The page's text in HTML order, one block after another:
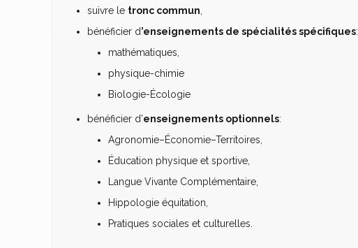
suivre le tronc commun
bénéficier d’enseignements de spécialités spécifiques:
mathématiques,
physique-chimie
Biologie-Écologie
bénéficier d’enseignements optionnels:
Agronomie–Économie–Territoires,
Éducation physique et sportive,
Langue Vivante Complémentaire,
Hippologie équitation,
Pratiques sociales et culturelles.